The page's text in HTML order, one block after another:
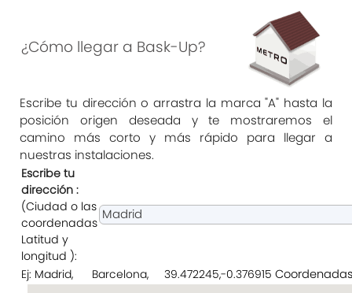
¿Cómo llegar a Bask-Up?
Escribe tu dirección o arrastra la marca "A" hasta la
posición origen deseada y te mostraremos el
camino más corto y más rápido para llegar a
nuestras instalaciones.
Escribe tu
dirección :
(Ciudad o las
coordenadas
Latitud y
longitud ):
Ej: Madrid, Barcelona, 39.472245,-0.376915